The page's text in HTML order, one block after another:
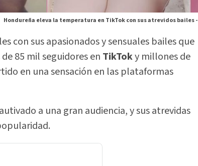
Hondureña eleva la temperatura en TikTok con sus atrevidos bailes -
con sus apasionados y sensuales bailes que
85 mil seguidores en TikToky millones de
en una sensación en las plataformas
a una gran audiencia, y sus atrevidas